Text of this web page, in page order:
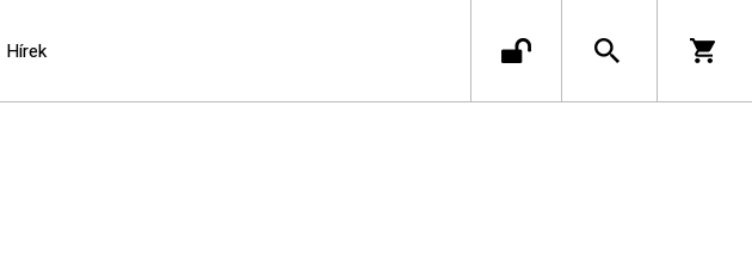
Hírek